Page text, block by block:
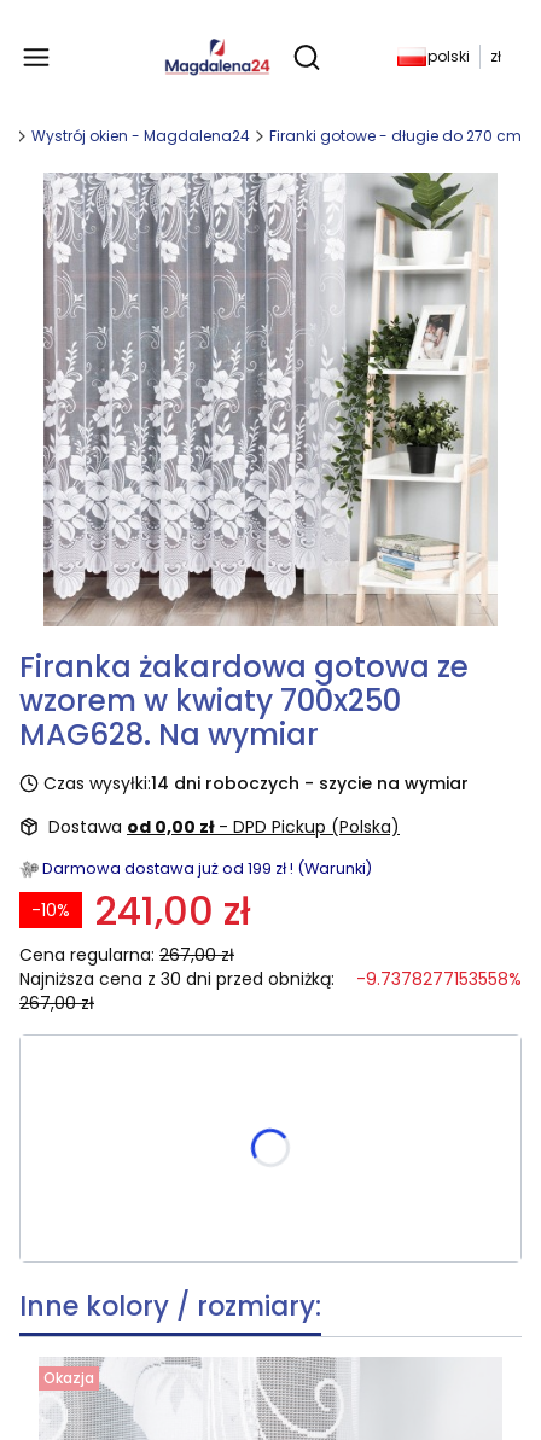
Otwórz wyszukiwarkę
Produkty w
polski zł
Wystrój okien - Magdalena24 Firanki gotowe - długie do 270 cm
Firanka żakardowa gotowa ze
wzorem w kwiaty 700x250
MAG628. Na wymiar
Czas wysyłki:14 dni roboczych - szycie na wymiar
Dostawa od 0,00 zł - DPD Pickup (Polska)
Darmowa dostawa już od 199 zł ! (Warunki)
241,00 zł
Cena regularna: 267,00 zł
-10%
Najniższa cena z 30 dni przed obniżką:
267,00 zł
-9.7378277153558%
skracania, wymiar po skróceniu [cm]
Inne kolory / rozmiary:
Okazja